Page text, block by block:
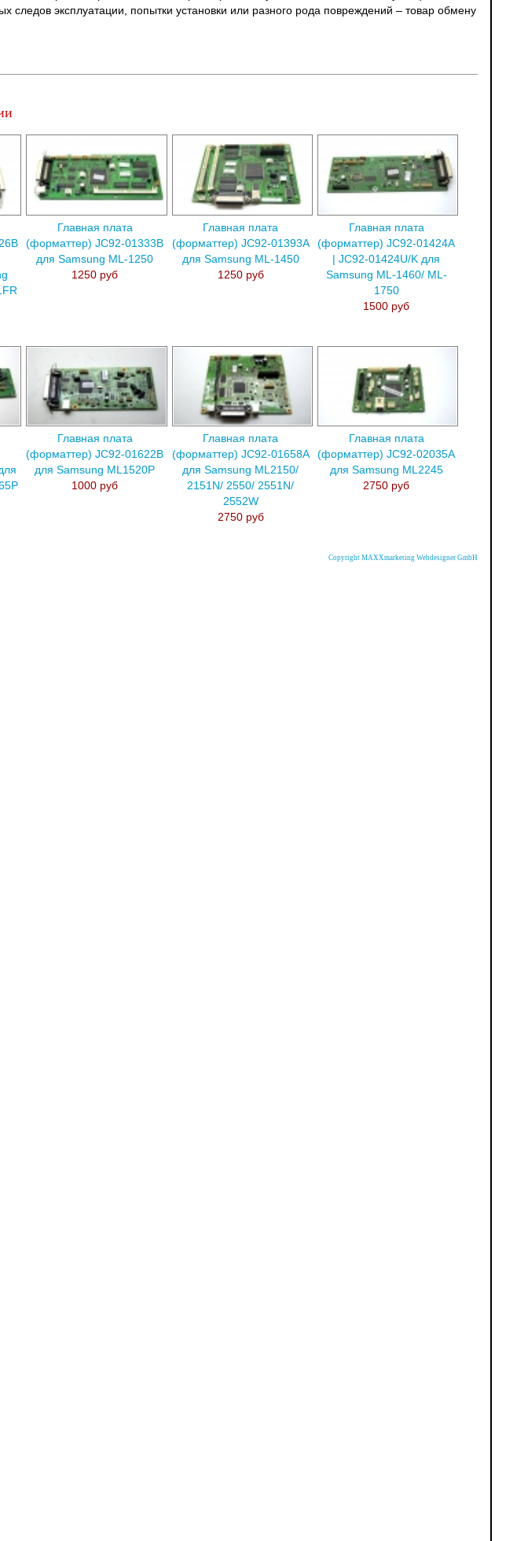
следов эксплуатации, попытки установки или разного рода повреждений – товар обмену
Главная плата
(форматтер) JC92-01333B
для Samsung ML-1250
1250 руб
Главная плата
(форматтер) JC92-01393A
для Samsung ML-1450
1250 руб
Главная плата
(форматтер) JC92-01424A
| JC92-01424U/K для
Samsung ML-1460/ ML-
1750
1500 руб
Главная плата
(форматтер) JC92-01622B
для Samsung ML1520P
1000 руб
Главная плата
(форматтер) JC92-01658A
для Samsung ML2150/
2151N/ 2550/ 2551N/
2552W
2750 руб
Главная плата
(форматтер) JC92-02035A
для Samsung ML2245
2750 руб
Copyright MAXXmarketing Webdesigner GmbH